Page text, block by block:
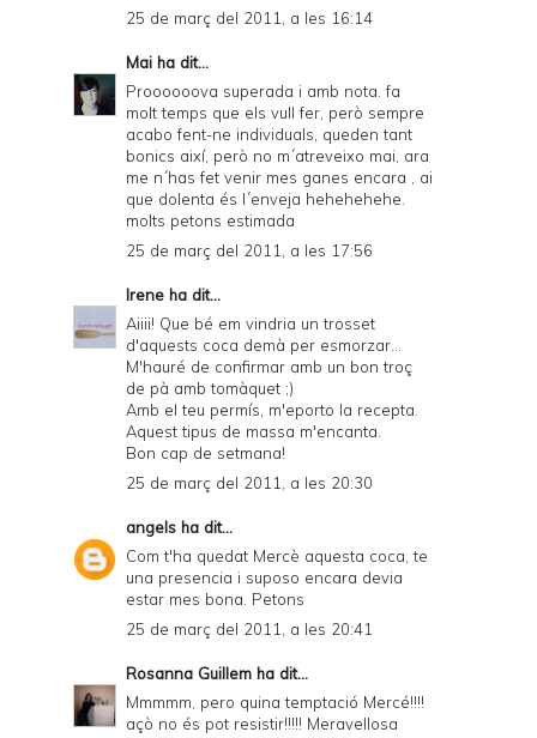
25 de març del 2011, a les 16:14
Mai ha dit...
Proooooova superada i amb nota. fa
molt temps que els vull fer, però sempre
acabo fent-ne individuals, queden tant
bonics així, però no m´atreveixo mai, ara
me n´has fet venir mes ganes encara , ai
que dolenta és l´enveja hehehehehe.
molts petons estimada
25 de març del 2011, a les 17:56
Irene ha dit...
Aiiii! Que bé em vindria un trosset
d'aquests coca demà per esmorzar...
M'hauré de confirmar amb un bon troç
de pà amb tomàquet ;)
Amb el teu permís, m'eporto la recepta.
Aquest tipus de massa m'encanta.
Bon cap de setmana!
25 de març del 2011, a les 20:30
angels ha dit...
Com t'ha quedat Mercè aquesta coca, te
una presencia i suposo encara devia
estar mes bona. Petons
25 de març del 2011, a les 20:41
Rosanna Guillem ha dit...
Mmmmm, pero quina temptació Mercé!!!!
açò no és pot resistir!!!!! Meravellosa